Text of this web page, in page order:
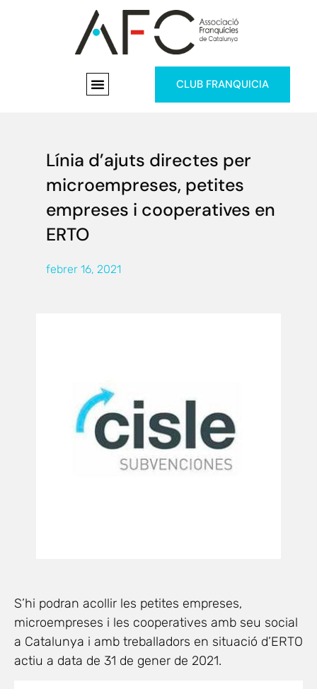
CLUB FRANQUICIA
Línia d’ajuts directes per
microempreses, petites
empreses i cooperatives en
ERTO
febrer 16, 2021
S’hi podran acollir les petites empreses,
microempreses i les cooperatives amb seu social
a Catalunya i amb treballadors en situació d’ERTO
actiu a data de 31 de gener de 2021.